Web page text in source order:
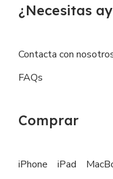
¿Necesitas
Contacta con
FAQs
Comprar
iPhone iPad